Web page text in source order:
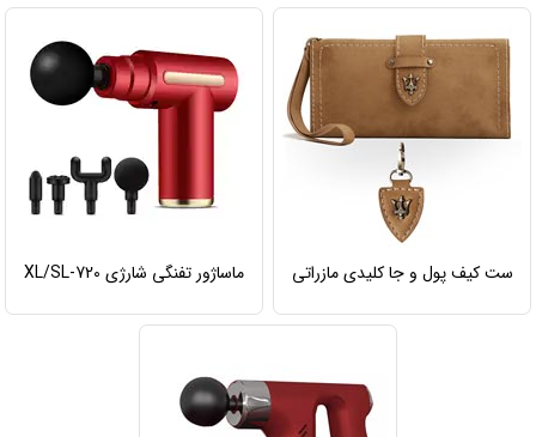
ست کیف پول و جا کلیدی مازراتی ماساژور تفنگی شارژی XL/SL-720